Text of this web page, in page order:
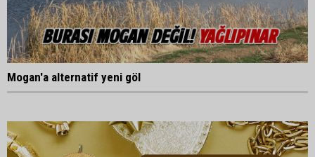
Mogan'a alternatif yeni göl